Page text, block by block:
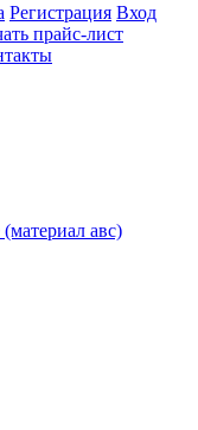
Регистрация Вход
прайс-лист
авс)